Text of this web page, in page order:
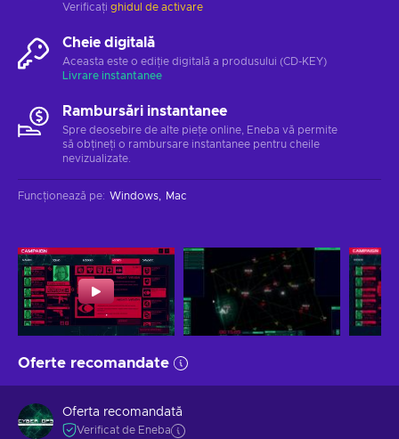
Verificați ghidul de activare
Cheie digitală
Aceasta este o ediție digitală a produsului (CD-KEY)
Livrare instantanee
Rambursări instantanee
Spre deosebire de alte piețe online, Eneba vă permite
să obțineți o rambursare instantanee pentru cheile
nevizualizate.
Funcționează pe: Windows Mac
Oferte recomandate
Oferta recomandată
Verificat de Eneba